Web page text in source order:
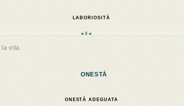
LABORIOSITÀ
►0◄
la vita.
ONESTÀ
ONESTÀ ADEGUATA